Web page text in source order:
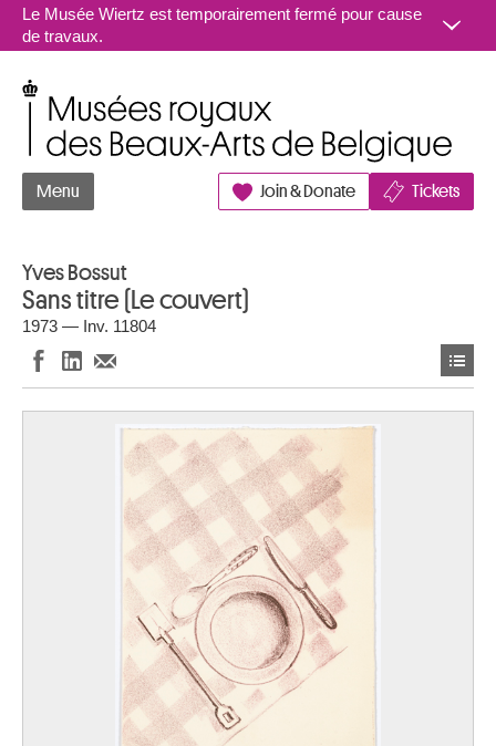
Aller au contenu
Le Musée Wiertz est temporairement fermé pour cause
de travaux.
Menu Join & Donate Tickets
Yves Bossut
Sans titre (Le couvert)
1973 — Inv. 11804